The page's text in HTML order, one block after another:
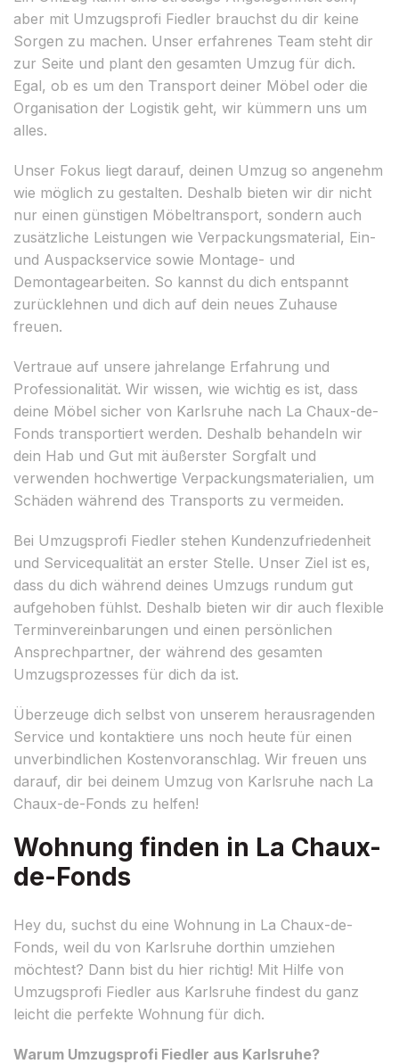
aber mit Umzugsprofi Fiedler brauchst du dir keine
Sorgen zu machen. Unser erfahrenes Team steht dir
zur Seite und plant den gesamten Umzug für dich.
Egal, ob es um den Transport deiner Möbel oder die
Organisation der Logistik geht, wir kümmern uns um
alles.
Unser Fokus liegt darauf, deinen Umzug so angenehm
wie möglich zu gestalten. Deshalb bieten wir dir nicht
nur einen günstigen Möbeltransport, sondern auch
zusätzliche Leistungen wie Verpackungsmaterial, Ein-
und Auspackservice sowie Montage- und
Demontagearbeiten. So kannst du dich entspannt
zurücklehnen und dich auf dein neues Zuhause
freuen.
Vertraue auf unsere jahrelange Erfahrung und
Professionalität. Wir wissen, wie wichtig es ist, dass
deine Möbel sicher von Karlsruhe nach La Chaux-de-
Fonds transportiert werden. Deshalb behandeln wir
dein Hab und Gut mit äußerster Sorgfalt und
verwenden hochwertige Verpackungsmaterialien, um
Schäden während des Transports zu vermeiden.
Bei Umzugsprofi Fiedler stehen Kundenzufriedenheit
und Servicequalität an erster Stelle. Unser Ziel ist es,
dass du dich während deines Umzugs rundum gut
aufgehoben fühlst. Deshalb bieten wir dir auch flexible
Terminvereinbarungen und einen persönlichen
Ansprechpartner, der während des gesamten
Umzugsprozesses für dich da ist.
Überzeuge dich selbst von unserem herausragenden
Service und kontaktiere uns noch heute für einen
unverbindlichen Kostenvoranschlag. Wir freuen uns
darauf, dir bei deinem Umzug von Karlsruhe nach La
Chaux-de-Fonds zu helfen!
Wohnung finden in La Chaux-
de-Fonds
Hey du, suchst du eine Wohnung in La Chaux-de-
Fonds, weil du von Karlsruhe dorthin umziehen
möchtest? Dann bist du hier richtig! Mit Hilfe von
Umzugsprofi Fiedler aus Karlsruhe findest du ganz
leicht die perfekte Wohnung für dich.
Warum Umzugsprofi Fiedler aus Karlsruhe?